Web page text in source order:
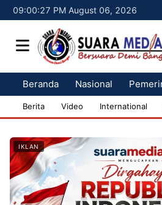
09:00:28 PM August 06, 2026
Beranda Nasional
Berita Video International
IKLAN